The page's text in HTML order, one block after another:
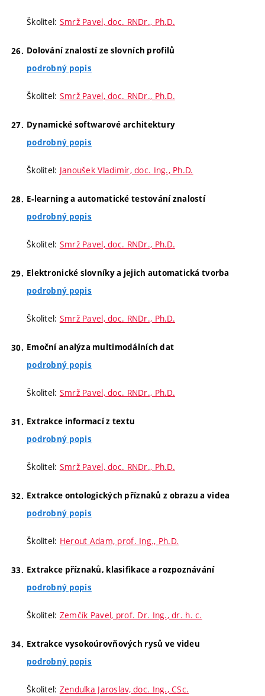
Školitel: Smrž Pavel, doc. RNDr., Ph.D.
Dolování znalostí ze slovních profilů
podrobný popis
Školitel: Smrž Pavel, doc. RNDr., Ph.D.
Dynamické softwarové architektury
podrobný popis
Školitel: Janoušek Vladimír, doc. Ing., Ph.D.
E-learning a automatické testování znalostí
podrobný popis
Školitel: Smrž Pavel, doc. RNDr., Ph.D.
Elektronické slovníky a jejich automatická tvorba
podrobný popis
Školitel: Smrž Pavel, doc. RNDr., Ph.D.
Emoční analýza multimodálních dat
podrobný popis
Školitel: Smrž Pavel, doc. RNDr., Ph.D.
Extrakce informací z textu
podrobný popis
Školitel: Smrž Pavel, doc. RNDr., Ph.D.
Extrakce ontologických příznaků z obrazu a videa
podrobný popis
Školitel: Herout Adam, prof. Ing., Ph.D.
Extrakce příznaků, klasifikace a rozpoznávání
podrobný popis
Školitel: Zemčík Pavel, prof. Dr. Ing., dr. h. c.
Extrakce vysokoúrovňových rysů ve videu
podrobný popis
Školitel: Zendulka Jaroslav, doc. Ing., CSc.